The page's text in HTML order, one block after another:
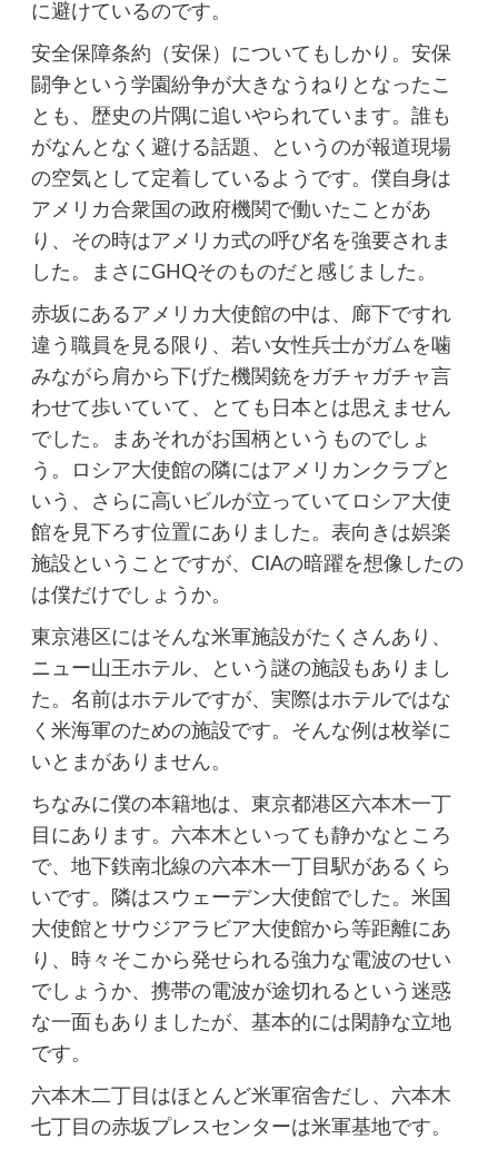
に避けているのです。
安全保障条約（安保）についてもしかり。安保
闘争という学園紛争が大きなうねりとなったこ
とも、歴史の片隅に追いやられています。誰も
がなんとなく避ける話題、というのが報道現場
の空気として定着しているようです。僕自身は
アメリカ合衆国の政府機関で働いたことがあ
り、その時はアメリカ式の呼び名を強要されま
した。まさにGHQそのものだと感じました。
赤坂にあるアメリカ大使館の中は、廊下ですれ
違う職員を見る限り、若い女性兵士がガムを噛
みながら肩から下げた機関銃をガチャガチャ言
わせて歩いていて、とても日本とは思えません
でした。まあそれがお国柄というものでしょ
う。ロシア大使館の隣にはアメリカンクラブと
いう、さらに高いビルが立っていてロシア大使
館を見下ろす位置にありました。表向きは娯楽
施設ということですが、CIAの暗躍を想像したの
は僕だけでしょうか。
東京港区にはそんな米軍施設がたくさんあり、
ニュー山王ホテル、という謎の施設もありまし
た。名前はホテルですが、実際はホテルではな
く米海軍のための施設です。そんな例は枚挙に
いとまがありません。
ちなみに僕の本籍地は、東京都港区六本木一丁
目にあります。六本木といっても静かなところ
で、地下鉄南北線の六本木一丁目駅があるくら
いです。隣はスウェーデン大使館でした。米国
大使館とサウジアラビア大使館から等距離にあ
り、時々そこから発せられる強力な電波のせい
でしょうか、携帯の電波が途切れるという迷惑
な一面もありましたが、基本的には閑静な立地
です。
六本木二丁目はほとんど米軍宿舎だし、六本木
七丁目の赤坂プレスセンターは米軍基地です。